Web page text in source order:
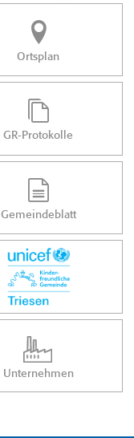
Ortsplan
GR-Protokolle
Gemeindeblatt
Unternehmen